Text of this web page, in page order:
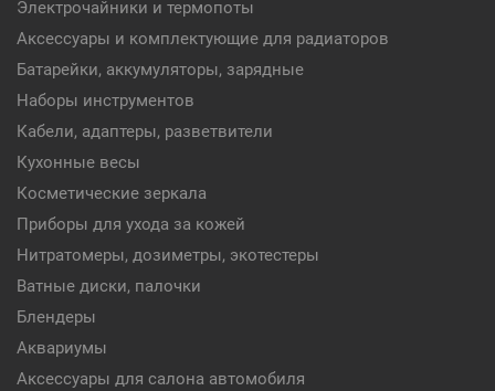
Электрочайники и термопоты
Аксессуары и комплектующие для радиаторов
Батарейки, аккумуляторы, зарядные
Наборы инструментов
Кабели, адаптеры, разветвители
Кухонные весы
Косметические зеркала
Приборы для ухода за кожей
Нитратомеры, дозиметры, экотестеры
Ватные диски, палочки
Блендеры
Аквариумы
Аксессуары для салона автомобиля